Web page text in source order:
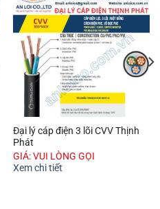
Đại lý cáp điện 3 lõi CVV Thịnh
Phát
GIÁ: VUI LÒNG GỌI
Xem chi tiết